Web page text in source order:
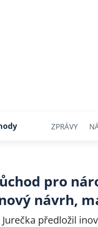
ZPRÁVY
pro
návrh,
předložil